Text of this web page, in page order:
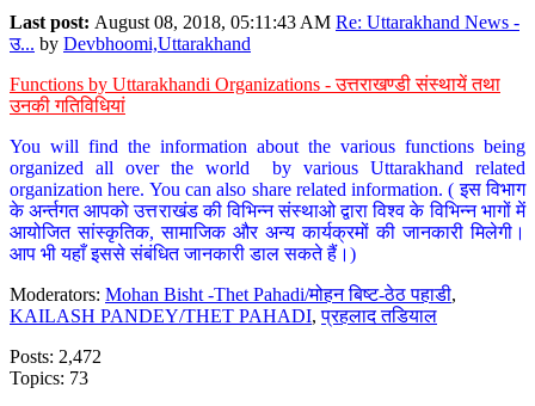
Last post: August 08, 2018, 05:11:43 AM Re: Uttarakhand News -
उ... by Devbhoomi,Uttarakhand
Functions by Uttarakhandi Organizations - उत्तराखण्डी संस्थायें तथा
उनकी गतिविधियां
You will find the information about the various functions being
organized all over the world by various Uttarakhand related
organization here. You can also share related information. ( इस विभाग
के अर्न्तगत आपको उत्तराखंड की विभिन्न संस्थाओ द्वारा विश्व के विभिन्न भागों में
आयोजित सांस्कृतिक, सामाजिक और अन्य कार्यक्रमों की जानकारी मिलेगी।
आप भी यहाँ इससे संबंधित जानकारी डाल सकते हैं।)
Moderators: Mohan Bisht -Thet Pahadi/मोहन बिष्ट-ठेठ पहाडी,
KAILASH PANDEY/THET PAHADI,प्रहलाद तडियाल
Posts: 2,472
Topics: 73